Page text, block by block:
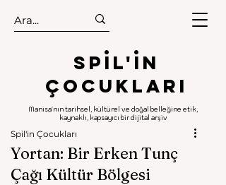
.
.
Spıl'in
Çocukları
Manisa'nın tarihsel, kültürel ve doğal belleğine etik,
kaynaklı, kapsayıcı bir dijital arşiv
Yortan: Bir Erken Tunç
Çağı Kültür Bölgesi
Spil'in Çocukları